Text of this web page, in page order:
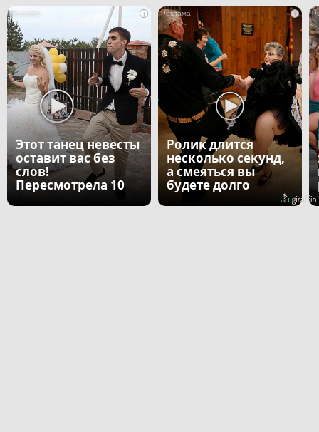
i
Этот танец невесты
оставит вас без
слов!
Пересмотрела 10
i
Ролик длится
несколько секунд,
а смеяться вы
будете долго